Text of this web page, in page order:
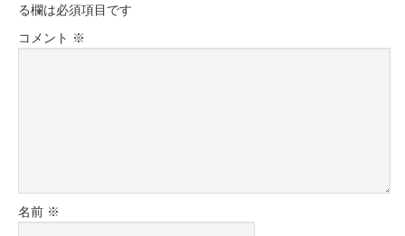
る欄は必須項目です
コメント ※
名前 ※